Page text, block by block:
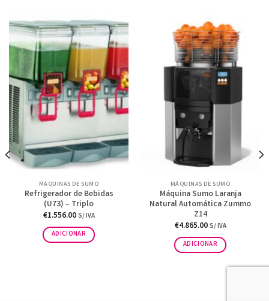
MÁQUINAS DE SUMO
Refrigerador de Bebidas
(U73) – Triplo
€1.556.00 S/ IVA
ADICIONAR
MÁQUINAS DE SUMO
Máquina Sumo Laranja
Natural Automática Zummo
Z14
€4.865.00 S/ IVA
ADICIONAR